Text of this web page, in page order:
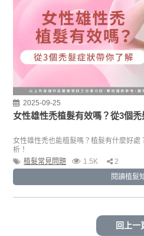
2025-09-25
女性雄性禿植髮有效嗎？從3個
女性雄性禿也能植髮嗎？植髮有什麼好
析！
植髮常見問題
1.5K
2
閱讀植髮
回上一